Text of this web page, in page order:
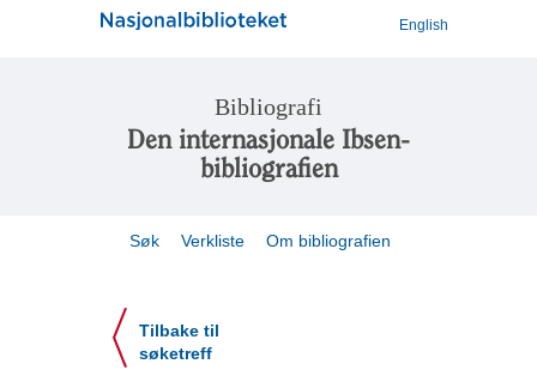
English
Bibliografi
Den internasjonale Ibsen-
bibliografien
Søk Verkliste Om bibliografien
Tilbake til
søketreff